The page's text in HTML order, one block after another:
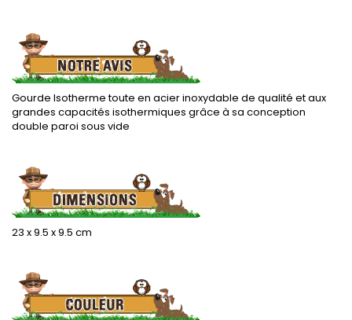
.
Gourde Isotherme toute en acier inoxydable de qualité et aux
grandes capacités isothermiques grâce à sa conception
double paroi sous vide
.
23 x 9.5 x 9.5 cm
.